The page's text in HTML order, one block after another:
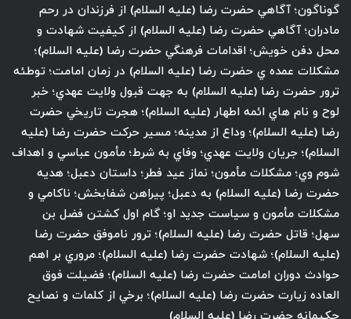
گوناگون؛ آگاهي حضرت رضا (عليه السلام) از فرزندان در رحم
مادران؛ آگاهي حضرت رضا (عليه السلام) از كيفيت شهادت و
محل دفن خويش؛ اقدامات فرهنگي حضرت رضا (عليه السلام)؛
مشكلات عمده ي حضرت رضا (عليه السلام) در زمان امامت؛ توطئه
ترور حضرت رضا (عليه السلام) به جهت قبول ولايت عهدي؛ خبر
لوح و نام هاي ائمه اطهار (عليه السلام)؛ هجرت تاريخي حضرت
رضا (عليه السلام)؛ وداع از مدينه؛ مسير حركت حضرت رضا (عليه
السلام)؛ جريان ولايت عهدي؛ وفاي به شرط؛ مأمون عباسي و اهداف
شوم وي؛ مشكلات مأمون؛ نماز عيد فطر؛ داستان دعبل؛ هديه
حضرت رضا (عليه السلام) به دعبل؛ پيراهن شفابخش؛ ناكامي و
مشكلات مأمون و سياست جديد او؛ گام اول كشتن فضل بن
سهل؛ قاتل حضرت رضا (عليه السلام)؛ ترور ناموفق حضرت رضا
(عليه السلام)؛ شهادت حضرت رضا (عليه السلام)؛ مروري بر اهم
حوادث دوران امامت حضرت رضا (عليه السلام)؛ فضيلت فوق
العاده زيارت حضرت رضا (عليه السلام)؛ برخي از كلمات و نصايح